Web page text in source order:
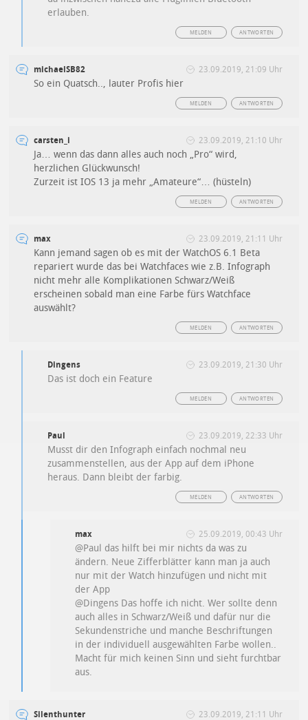
erlauben.
ANTWORTEN
MELDEN
michaelSB82 23.09.2019, 21:09 Uhr
So ein Quatsch.., lauter Profis hier
ANTWORTEN
MELDEN
carsten_i 23.09.2019, 21:10 Uhr
Ja… wenn das dann alles auch noch „Pro“ wird,
herzlichen Glückwunsch!
Zurzeit ist IOS 13 ja mehr „Amateure“… (hüsteln)
ANTWORTEN
MELDEN
max 23.09.2019, 21:11 Uhr
Kann jemand sagen ob es mit der WatchOS 6.1 Beta
repariert wurde das bei Watchfaces wie z.B. Infograph
nicht mehr alle Komplikationen Schwarz/Weiß
erscheinen sobald man eine Farbe fürs Watchface
auswählt?
ANTWORTEN
MELDEN
Dingens 23.09.2019, 21:30 Uhr
Das ist doch ein Feature
ANTWORTEN
MELDEN
Paul 23.09.2019, 22:33 Uhr
Musst dir den Infograph einfach nochmal neu
zusammenstellen, aus der App auf dem iPhone
heraus. Dann bleibt der farbig.
ANTWORTEN
MELDEN
max 25.09.2019, 00:43 Uhr
@Paul das hilft bei mir nichts da was zu
ändern. Neue Zifferblätter kann man ja auch
nur mit der Watch hinzufügen und nicht mit
der App
@Dingens Das hoffe ich nicht. Wer sollte denn
auch alles in Schwarz/Weiß und dafür nur die
Sekundenstriche und manche Beschriftungen
in der individuell ausgewählten Farbe wollen..
Macht für mich keinen Sinn und sieht furchtbar
aus.
Silenthunter 23.09.2019, 21:11 Uhr